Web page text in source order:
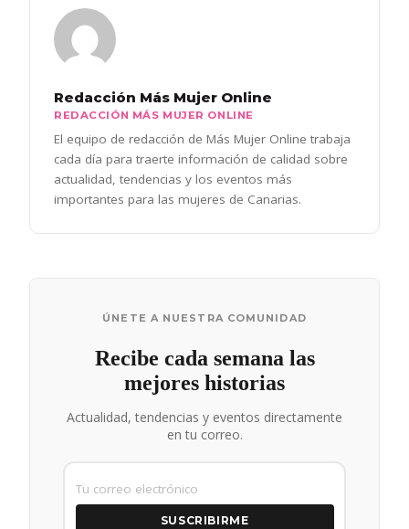
Redacción Más Mujer Online
REDACCIÓN MÁS MUJER ONLINE
El equipo de redacción de Más Mujer Online trabaja
cada día para traerte información de calidad sobre
actualidad, tendencias y los eventos más
importantes para las mujeres de Canarias.
ÚNETE A NUESTRA COMUNIDAD
Recibe cada semana las
mejores historias
Actualidad, tendencias y eventos directamente
en tu correo.
SUSCRIBIRME